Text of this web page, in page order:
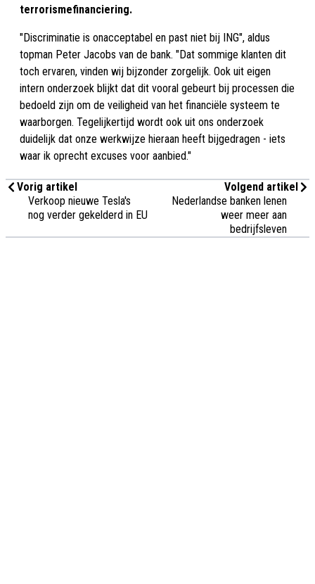
terrorismefinanciering.
"Discriminatie is onacceptabel en past niet bij ING", aldus
topman Peter Jacobs van de bank. "Dat sommige klanten dit
toch ervaren, vinden wij bijzonder zorgelijk. Ook uit eigen
intern onderzoek blijkt dat dit vooral gebeurt bij processen die
bedoeld zijn om de veiligheid van het financiële systeem te
waarborgen. Tegelijkertijd wordt ook uit ons onderzoek
duidelijk dat onze werkwijze hieraan heeft bijgedragen - iets
waar ik oprecht excuses voor aanbied."
Vorig artikel
Verkoop nieuwe Tesla's
nog verder gekelderd in EU
Volgend artikel
Nederlandse banken lenen
weer meer aan
bedrijfsleven